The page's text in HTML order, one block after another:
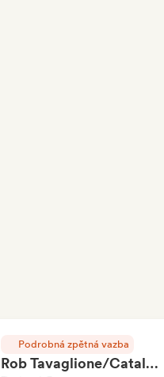
Podrobná zpětná vazba
Rob Tavaglione/Catalyst Recording